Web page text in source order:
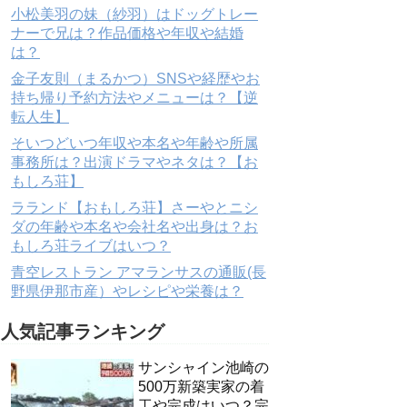
小松美羽の妹（紗羽）はドッグトレー
ナーで兄は？作品価格や年収や結婚
は？
金子友則（まるかつ）SNSや経歴やお
持ち帰り予約方法やメニューは？【逆
転人生】
そいつどいつ年収や本名や年齢や所属
事務所は？出演ドラマやネタは？【お
もしろ荘】
ラランド【おもしろ荘】さーやとニシ
ダの年齢や本名や会社名や出身は？お
もしろ荘ライブはいつ？
青空レストラン アマランサスの通販(長
野県伊那市産）やレシピや栄養は？
人気記事ランキング
サンシャイン池崎の
500万新築実家の着